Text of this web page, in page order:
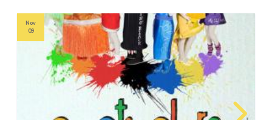
Nov
09